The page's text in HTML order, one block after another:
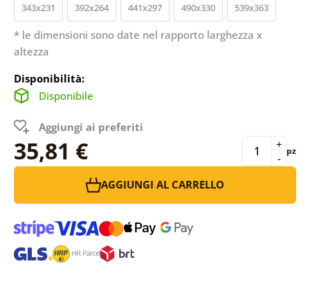
343x231 392x264 441x297 490x330 539x363
* le dimensioni sono date nel rapporto larghezza x
altezza
Disponibilità:
Disponibile
Aggiungi ai preferiti
35,81 € -
+ pz
AGGIUNGI AL CARRELLO